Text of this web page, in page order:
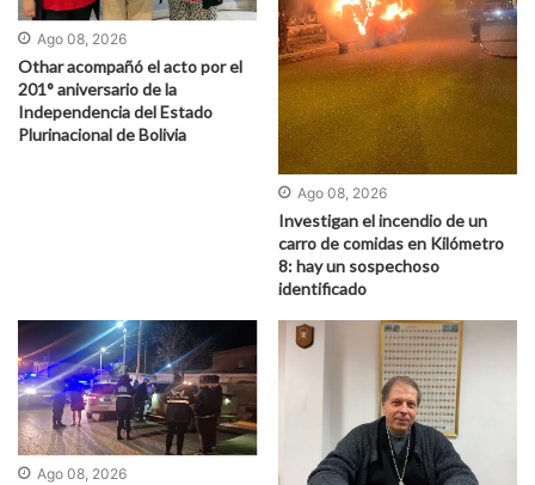
Ago 08, 2026
Othar acompañó el acto por el
201° aniversario de la
Independencia del Estado
Plurinacional de Bolivia
Ago 08, 2026
Investigan el incendio de un
carro de comidas en Kilómetro
8: hay un sospechoso
identificado
Ago 08, 2026